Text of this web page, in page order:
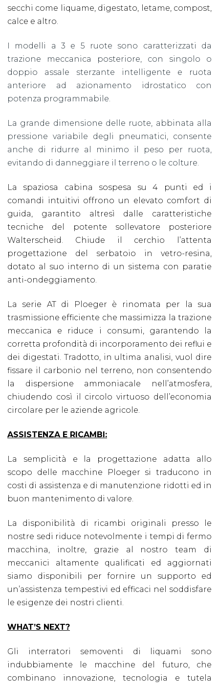
secchi come liquame, digestato, letame, compost,
calce e altro.
I modelli a 3 e 5 ruote sono caratterizzati da
trazione meccanica posteriore, con singolo o
doppio assale sterzante intelligente e ruota
anteriore ad azionamento idrostatico con
potenza programmabile.
La grande dimensione delle ruote, abbinata alla
pressione variabile degli pneumatici, consente
anche di ridurre al minimo il peso per ruota,
evitando di danneggiare il terreno o le colture.
La spaziosa cabina sospesa su 4 punti ed i
comandi intuitivi offrono un elevato comfort di
guida, garantito altresì dalle caratteristiche
tecniche del potente sollevatore posteriore
Walterscheid. Chiude il cerchio l’attenta
progettazione del serbatoio in vetro-resina,
dotato al suo interno di un sistema con paratie
anti-ondeggiamento.
La serie AT di Ploeger è rinomata per la sua
trasmissione efficiente che massimizza la trazione
meccanica e riduce i consumi, garantendo la
corretta profondità di incorporamento dei reflui e
dei digestati. Tradotto, in ultima analisi, vuol dire
fissare il carbonio nel terreno, non consentendo
la dispersione ammoniacale nell’atmosfera,
chiudendo così il circolo virtuoso dell’economia
circolare per le aziende agricole.
ASSISTENZA E RICAMBI:
La semplicità e la progettazione adatta allo
scopo delle macchine Ploeger si traducono in
costi di assistenza e di manutenzione ridotti ed in
buon mantenimento di valore.
La disponibilità di ricambi originali presso le
nostre sedi riduce notevolmente i tempi di fermo
macchina, inoltre, grazie al nostro team di
meccanici altamente qualificati ed aggiornati
siamo disponibili per fornire un supporto ed
un’assistenza tempestivi ed efficaci nel soddisfare
le esigenze dei nostri clienti.
WHAT’S NEXT?
Gli interratori semoventi di liquami sono
indubbiamente le macchine del futuro, che
combinano innovazione, tecnologia e tutela